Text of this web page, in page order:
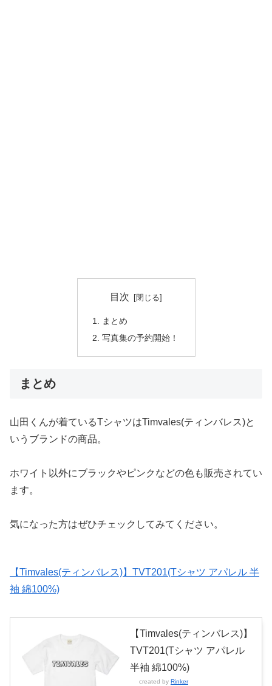
目次
まとめ
写真集の予約開始！
まとめ
山田くんが着ているTシャツはTimvales(ティンバレス)と
いうブランドの商品。
ホワイト以外にブラックやピンクなどの色も販売されてい
ます。
気になった方はぜひチェックしてみてください。
【Timvales(ティンバレス)】TVT201(Tシャツ アパレル 半
袖 綿100%)
【Timvales(ティンバレス)】
TVT201(Tシャツ アパレル
半袖 綿100%)
created by Rinker